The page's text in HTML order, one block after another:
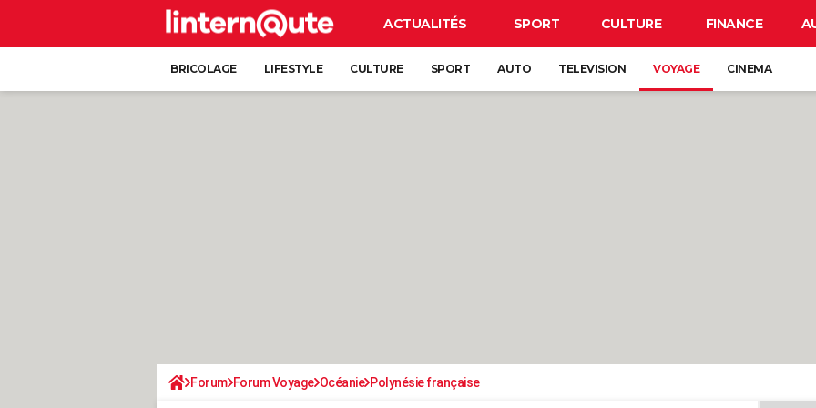
ACTUALITÉS SPORT CULTURE FINANCE
BRICOLAGE LIFESTYLE CULTURE SPORT AUTO TELEVISION VOYAGE CINEMA
Forum Forum Voyage Océanie Polynésie française